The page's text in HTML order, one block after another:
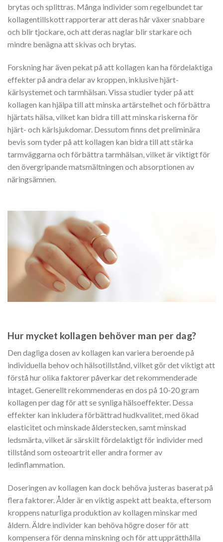
brytas och splittras. Många individer som regelbundet tar
kollagentillskott rapporterar att deras hår växer snabbare
och blir tjockare, och att deras naglar blir starkare och
mindre benägna att skivas och brytas.
Forskning har även pekat på att kollagen kan ha fördelaktiga
effekter på andra delar av kroppen, inklusive hjärt-
kärlsystemet och tarmhälsan. Vissa studier tyder på att
kollagen kan hjälpa till att minska artärstelhet och förbättra
hjärtats hälsa, vilket kan bidra till att minska riskerna för
hjärt- och kärlsjukdomar. Dessutom finns det preliminära
bevis som tyder på att kollagen kan bidra till att stärka
tarmväggarna och förbättra tarmhälsan, vilket är viktigt för
den övergripande matsmältningen och absorptionen av
näringsämnen.
Hur mycket kollagen behöver man per dag?
Den dagliga dosen av kollagen kan variera beroende på
individuella behov och hälsotillstånd, vilket gör det viktigt att
förstå hur olika faktorer påverkar det rekommenderade
intaget. Generellt rekommenderas en dos på 10-20 gram
kollagen per dag för att se synliga hälsoeffekter. Dessa
effekter kan inkludera förbättrad hudkvalitet, med ökad
elasticitet och minskade ålderstecken, samt minskad
ledsmärta, vilket är särskilt fördelaktigt för individer med
tillstånd som osteoartrit eller andra former av
ledinflammation.
Doseringen av kollagen kan dock behöva justeras baserat på
flera faktorer. Ålder är en viktig aspekt att beakta, eftersom
kroppens naturliga produktion av kollagen minskar med
åldern. Äldre individer kan behöva högre doser för att
kompensera för denna minskning och för att upprätthålla